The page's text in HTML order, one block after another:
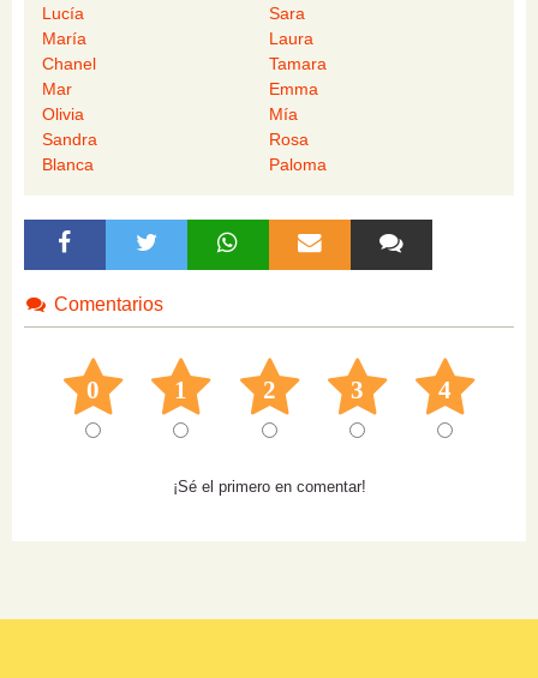
Lucía
Sara
María
Laura
Chanel
Tamara
Mar
Emma
Olivia
Mía
Sandra
Rosa
Blanca
Paloma
Comentarios
0 1 2 3 4
¡Sé el primero en comentar!